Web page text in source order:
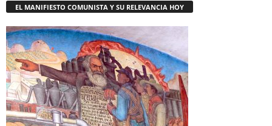
EL MANIFIESTO COMUNISTA Y SU RELEVANCIA HOY